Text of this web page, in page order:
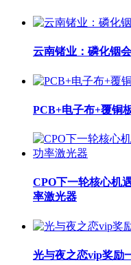
云南锗业：磷化铟
PCB+电子布+覆铜
CPO下一轮核心机
率激光器
光与夜之恋vip奖励